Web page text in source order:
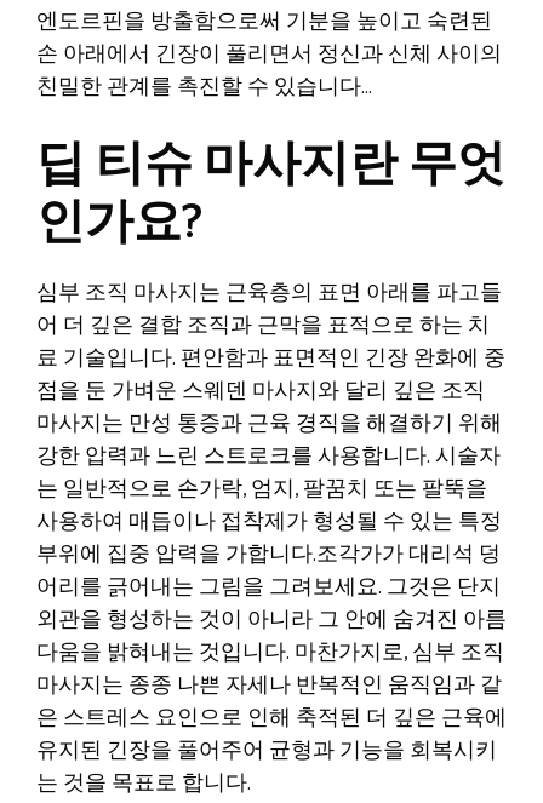
엔도르핀을 방출함으로써 기분을 높이고 숙련된
손 아래에서 긴장이 풀리면서 정신과 신체 사이의
친밀한 관계를 촉진할 수 있습니다…
딥 티슈 마사지란 무엇
인가요?
심부 조직 마사지는 근육층의 표면 아래를 파고들
어 더 깊은 결합 조직과 근막을 표적으로 하는 치
료 기술입니다. 편안함과 표면적인 긴장 완화에 중
점을 둔 가벼운 스웨덴 마사지와 달리 깊은 조직
마사지는 만성 통증과 근육 경직을 해결하기 위해
강한 압력과 느린 스트로크를 사용합니다. 시술자
는 일반적으로 손가락, 엄지, 팔꿈치 또는 팔뚝을
사용하여 매듭이나 접착제가 형성될 수 있는 특정
부위에 집중 압력을 가합니다.조각가가 대리석 덩
어리를 긁어내는 그림을 그려보세요. 그것은 단지
외관을 형성하는 것이 아니라 그 안에 숨겨진 아름
다움을 밝혀내는 것입니다. 마찬가지로, 심부 조직
마사지는 종종 나쁜 자세나 반복적인 움직임과 같
은 스트레스 요인으로 인해 축적된 더 깊은 근육에
유지된 긴장을 풀어주어 균형과 기능을 회복시키
는 것을 목표로 합니다.